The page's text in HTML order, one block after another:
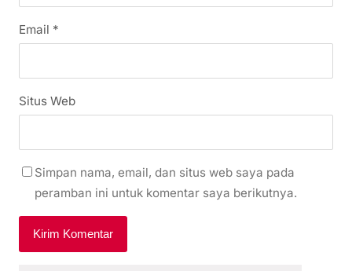
Email *
Situs Web
Simpan nama, email, dan situs web saya pada
peramban ini untuk komentar saya berikutnya.